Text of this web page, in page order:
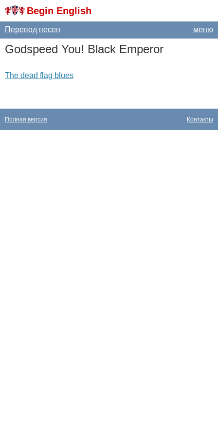
Begin English
меню
Перевод песен
Godspeed You! Black Emperor
The dead flag blues
Контакты
Полная версия